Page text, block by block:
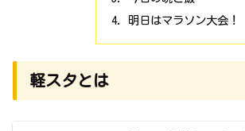
明日はマラソン大会！
軽スタとは